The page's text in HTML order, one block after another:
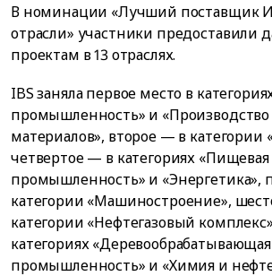
В номинации «Лучший поставщик
отрасли» участники предоставили
проектам в 13 отраслях.
IBS заняла первое место в
промышленность» и
материалов», второе — в категории
четвертое — в категориях «Пищевая
промышленность» и «Энергетика»,
категории «Машиностроение»,
категории «Нефтегазовый
категориях «Деревообрабатывающая
промышленность» и «Химия и